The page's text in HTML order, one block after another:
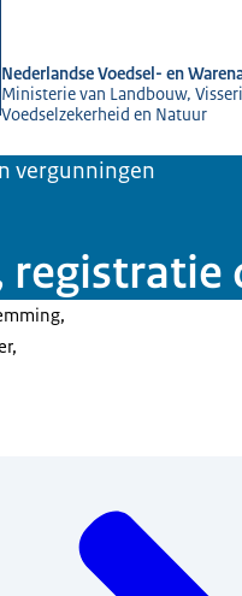
Nederlandse Voedsel- en
Ministerie van Landbouw,
Voedselzekerheid en Natuur
vergunningen